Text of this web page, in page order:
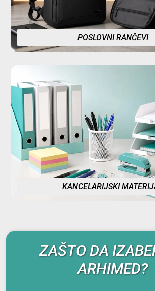
POSLOVNI RANČEVI
KANCELARIJSKI
ZAŠTO DA
ARHIMED?